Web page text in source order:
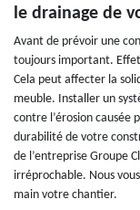
le drainage de
Avant de prévoir une
toujours important.
Cela peut affecter la
meuble. Installer un
contre l’érosion causée
durabilité de votre
de l’entreprise Groupe
irréprochable. Nous
main votre chantier.